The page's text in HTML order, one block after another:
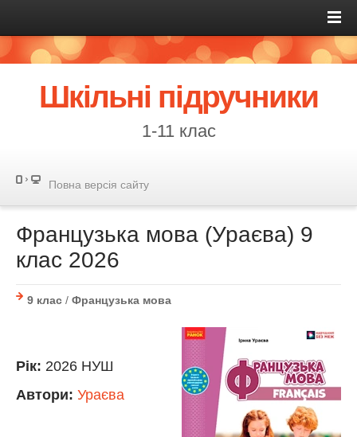
Шкільні підручники
1-11 клас
Повна версія сайту
Французька мова (Ураєва) 9
клас 2026
9 клас / Французька мова
Рік: 2026 НУШ
Автори: Ураєва